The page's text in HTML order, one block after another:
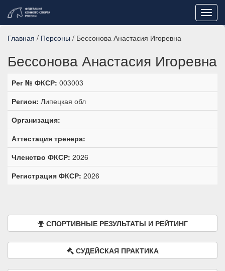
Главная / Персоны / Бессонова Анастасия Игоревна
Бессонова Анастасия Игоревна
Рег № ФКСР: 003003
Регион: Липецкая обл
Организация:
Аттестация тренера:
Членство ФКСР: 2026
Регистрация ФКСР: 2026
СПОРТИВНЫЕ РЕЗУЛЬТАТЫ И РЕЙТИНГ
СУДЕЙСКАЯ ПРАКТИКА